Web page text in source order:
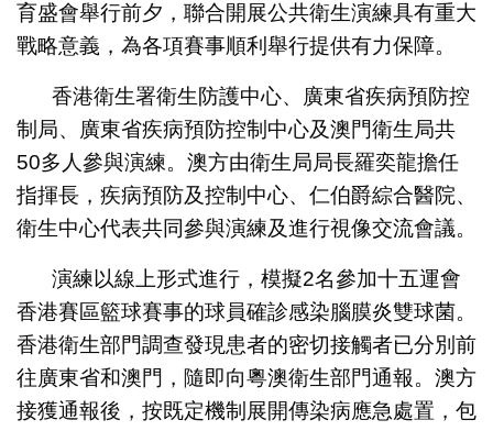
育盛會舉行前夕，聯合開展公共衛生演練具有重大
戰略意義，為各項賽事順利舉行提供有力保障。
香港衛生署衛生防護中心、廣東省疾病預防控
制局、廣東省疾病預防控制中心及澳門衛生局共
50多人參與演練。澳方由衛生局局長羅奕龍擔任
指揮長，疾病預防及控制中心、仁伯爵綜合醫院、
衛生中心代表共同參與演練及進行視像交流會議。
演練以線上形式進行，模擬2名參加十五運會
香港賽區籃球賽事的球員確診感染腦膜炎雙球菌。
香港衛生部門調查發現患者的密切接觸者已分別前
往廣東省和澳門，隨即向粵澳衛生部門通報。澳方
接獲通報後，按既定機制展開傳染病應急處置，包